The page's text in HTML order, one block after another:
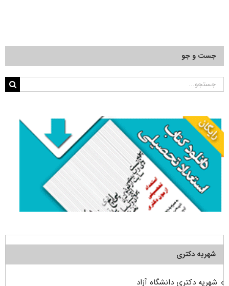
جست و جو
جستجو
شهریه دکتری
شهریه دکتری دانشگاه آزاد